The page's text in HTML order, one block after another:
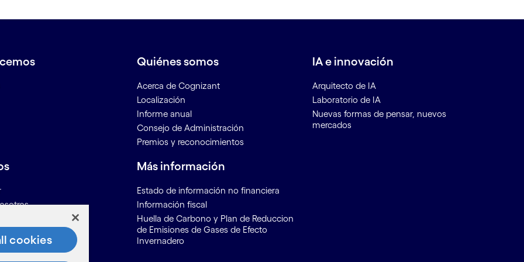
Quiénes somos
Acerca de Cognizant
Localización
Informe anual
Consejo de Administración
Premios y reconocimientos
IA e innovación
Arquitecto de IA
Laboratorio de IA
Nuevas formas de pensar, nuevos
mercados
para proveedores
Más información
Estado de información no financiera
Información fiscal
Huella de Carbono y Plan de Reduccion
de Emisiones de Gases de Efecto
Invernadero
cookies